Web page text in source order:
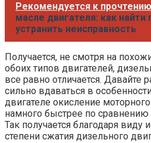
Рекомендуется к прочтению
масле двигателя: как найти
устранить неисправность
Получается, не смотря на
обоих типов двигателей,
все равно отличается. Давайте
сильно вдаваться в
двигателе окисление
намного быстрее по сравнению
Так получается благодаря виду
степени сжатия дизельного